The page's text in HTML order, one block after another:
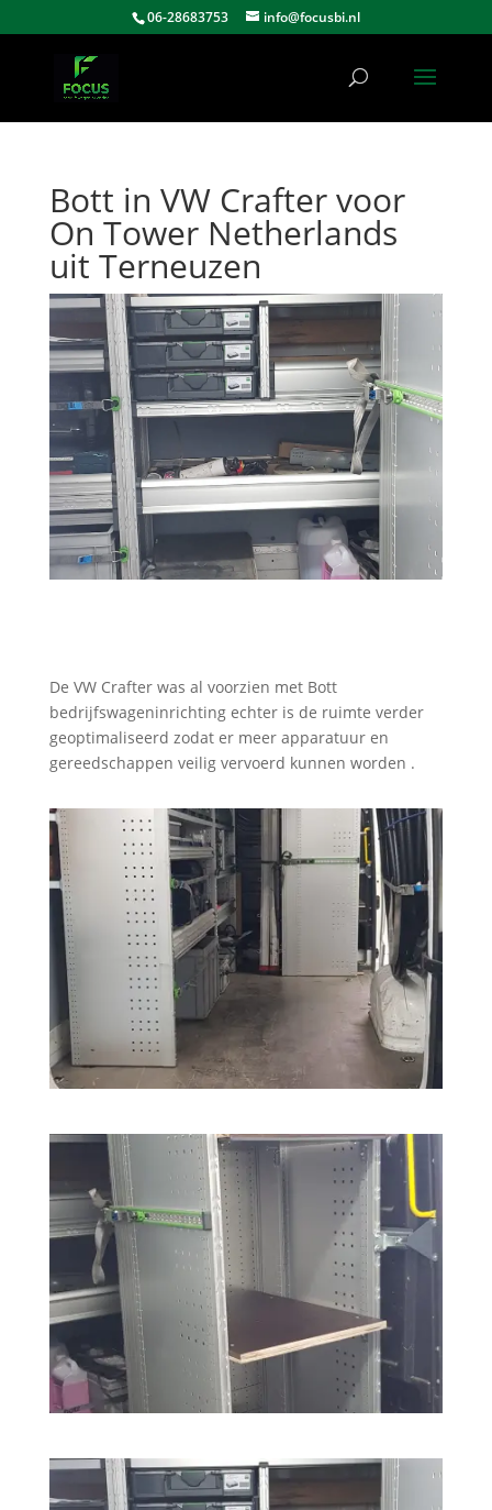
06-28683753 info@focusbi.nl
Bott in VW Crafter voor
On Tower Netherlands
uit Terneuzen
De VW Crafter was al voorzien met Bott
bedrijfswageninrichting echter is de ruimte verder
geoptimaliseerd zodat er meer apparatuur en
gereedschappen veilig vervoerd kunnen worden .